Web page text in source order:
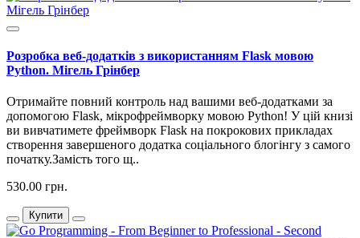
Розробка веб-додатків з використанням Flask мовою
Python. Мігель Грінбер
Отримайте повний контроль над вашими веб-додатками за
допомогою Flask, мікрофреймворку мовою Python! У цій книзі
ви вивчатимете фреймворк Flask на покрокових прикладах
створення завершеного додатка соціального блогінгу з самого
початку.Замість того щ..
530.00 грн.
Купити